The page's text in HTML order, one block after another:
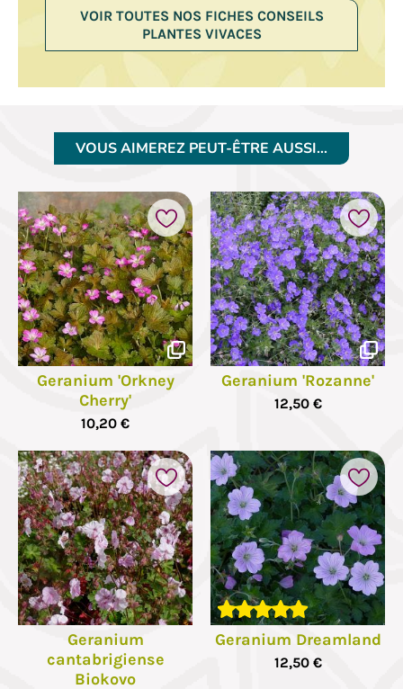
VOIR TOUTES NOS FICHES CONSEILS
PLANTES VIVACES
VOUS AIMEREZ PEUT-ÊTRE AUSSI…
Geranium 'Orkney
Cherry'
10,20 €
Geranium 'Rozanne'
12,50 €
Geranium
cantabrigiense
Biokovo
Geranium Dreamland
12,50 €